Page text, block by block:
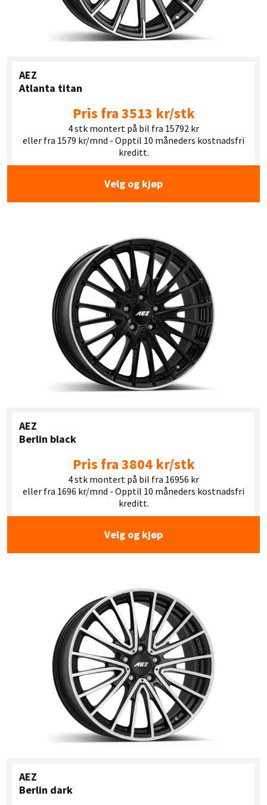
AEZ
Atlanta titan
Pris fra 3513 kr/stk
4 stk montert på bil fra 15792 kr
eller fra 1579 kr/mnd - Opptil 10 måneders kostnadsfri
kreditt.
Velg og kjøp
AEZ
Berlin black
Pris fra 3804 kr/stk
4 stk montert på bil fra 16956 kr
eller fra 1696 kr/mnd - Opptil 10 måneders kostnadsfri
kreditt.
Velg og kjøp
AEZ
Berlin dark